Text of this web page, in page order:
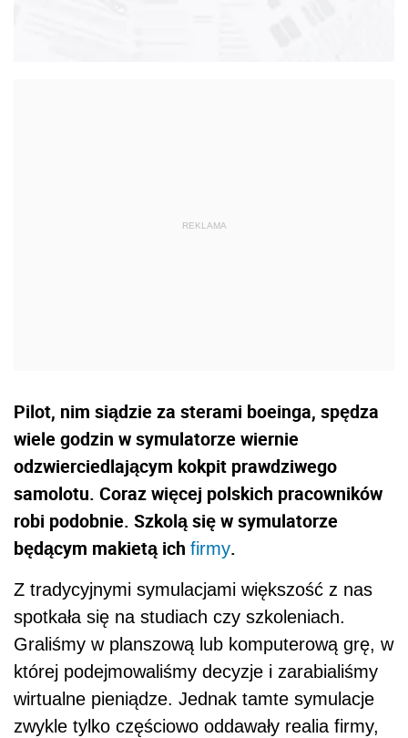
Pilot, nim siądzie za sterami boeinga, spędza
wiele godzin w symulatorze wiernie
odzwierciedlającym kokpit prawdziwego
samolotu. Coraz więcej polskich pracowników
robi podobnie. Szkolą się w symulatorze
będącym makietą ich firmy.
Z tradycyjnymi symulacjami większość z nas
spotkała się na studiach czy szkoleniach.
Graliśmy w planszową lub komputerową grę, w
której podejmowaliśmy decyzje i zarabialiśmy
wirtualne pieniądze. Jednak tamte symulacje
zwykle tylko częściowo oddawały realia firmy,